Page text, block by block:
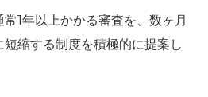
常1年以上かかる審査を、数ヶ月
短縮する制度を積極的に提案し